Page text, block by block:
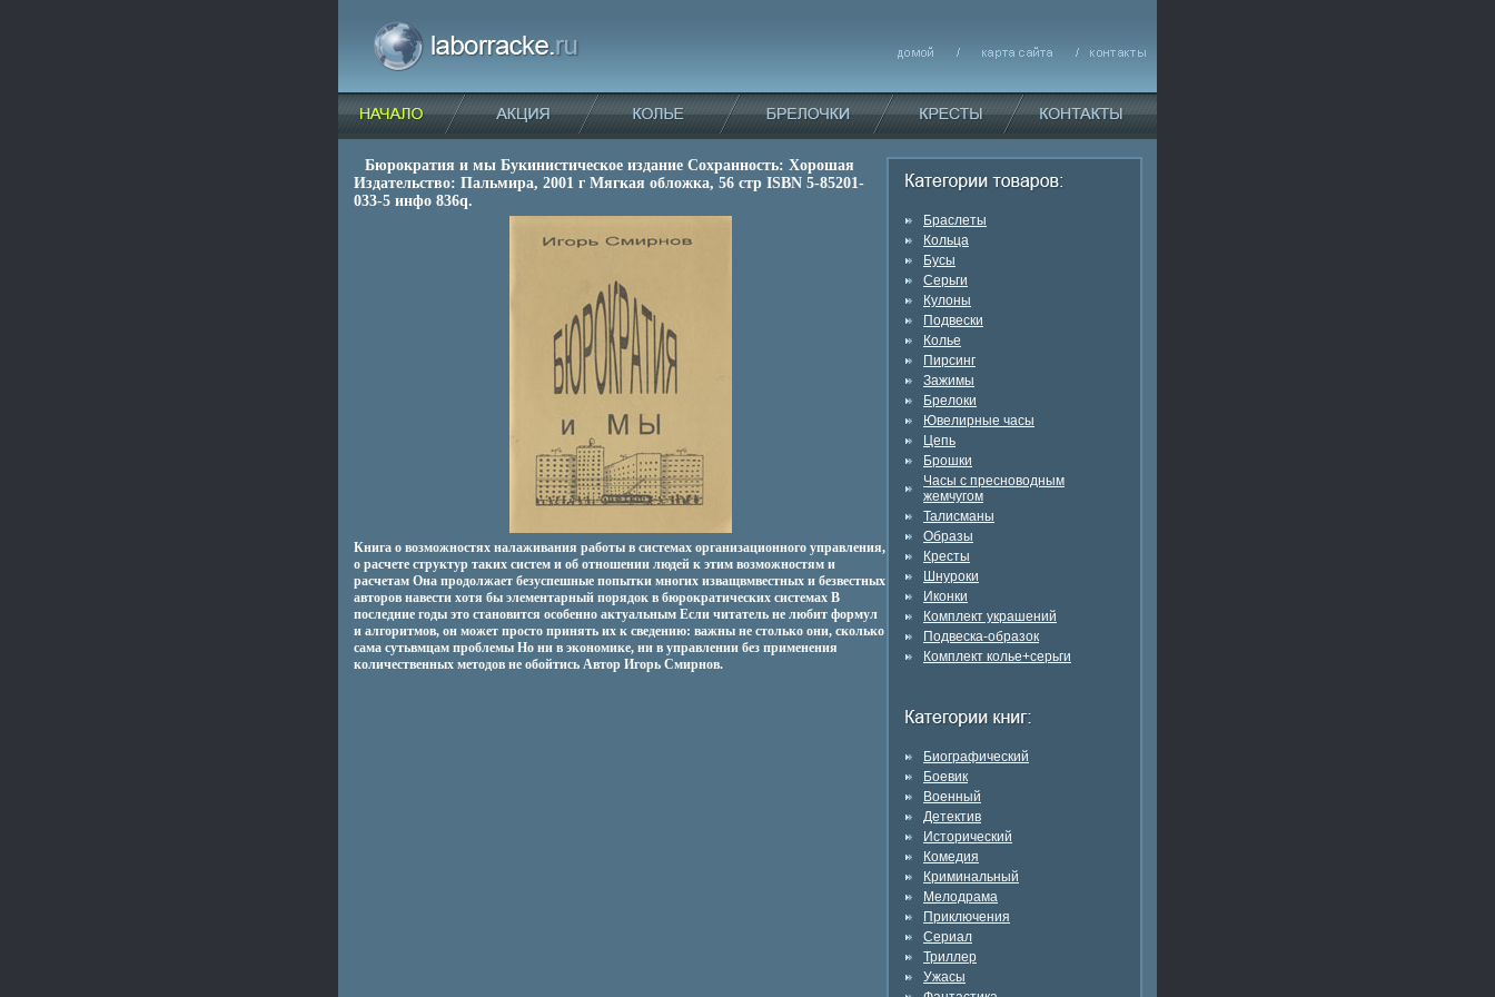
Бюрократия и мы Букинистическое издание Сохранность: Хорошая
Издательство: Пальмира, 2001 г Мягкая обложка, 56 стр ISBN 5-85201-
033-5 инфо 836q.
Книга о возможностях налаживания работы в системах организационного управления,
о расчете структур таких систем и об отношении людей к этим возможностям и
расчетам Она продолжает безуспешные попытки многих изващвмвестных и безвестных
авторов навести хотя бы элементарный порядок в бюрократических системах В
последние годы это становится особенно актуальным Если читатель не любит формул
и алгоритмов, он может просто принять их к сведению: важны не столько они, сколько
сама сутьвмцам проблемы Но ни в экономике, ни в управлении без применения
количественных методов не обойтись Автор Игорь Смирнов.
Браслеты
Кольца
Бусы
Серьги
Кулоны
Подвески
Колье
Пирсинг
Зажимы
Брелоки
Ювелирные часы
Цепь
Брошки
Часы с пресноводным
жемчугом
Талисманы
Образы
Кресты
Шнуроки
Иконки
Комплект украшений
Подвеска-образок
Комплект колье+серьги
Биографический
Боевик
Военный
Детектив
Исторический
Комедия
Криминальный
Мелодрама
Приключения
Сериал
Триллер
Ужасы